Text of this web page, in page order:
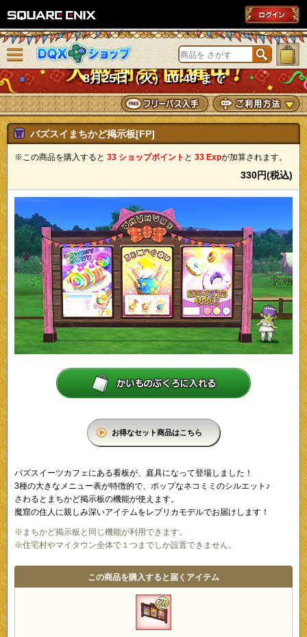
DQXショップ
8月25日（火）10:49 まで
ニューを閉じる
バズスイまちかど掲示板[FP]
※この商品を購入すると 33 ショップポイント と 33 Expが加算されます。
330円(税込)
お得なセット商品はこちら
バズスイーツカフェにある看板が、庭具になって登場しました！
3種の大きなメニュー表が特徴的で、ポップなネコミミのシルエット♪
さわるとまちかど掲示板の機能が使えます。
魔窟の住人に親しみ深いアイテムをレプリカモデルでお届けします！
※まちかど掲示板と同じ機能が利用できます。
※住宅村やマイタウン全体で１つまでしか設置できません。
この商品を購入すると届くアイテム